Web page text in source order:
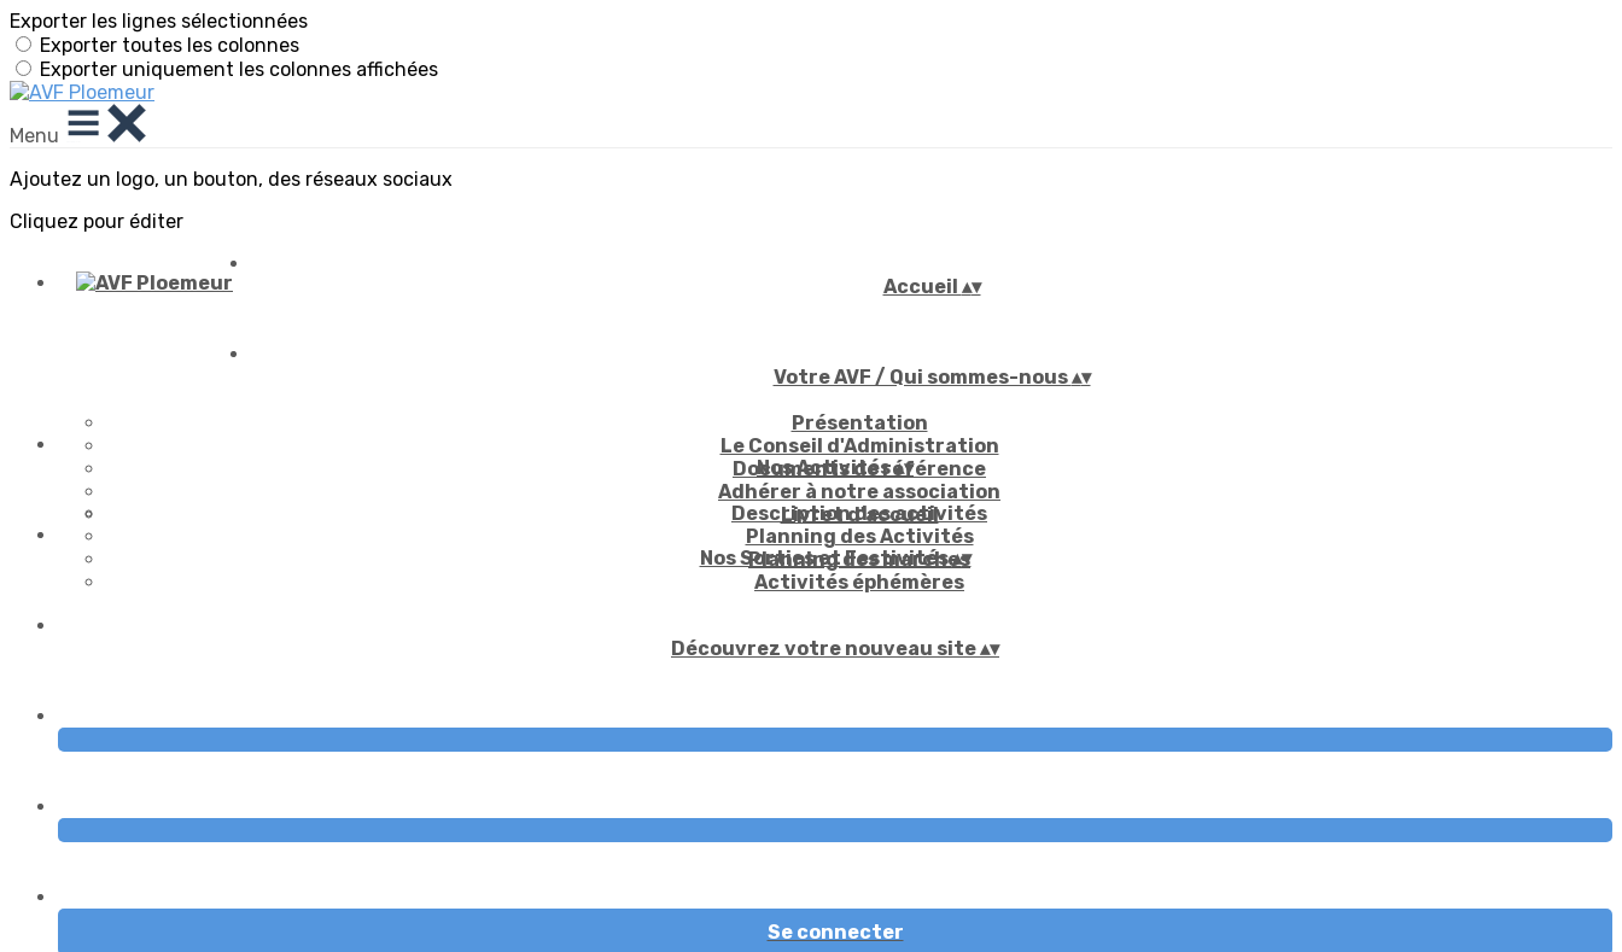
Exporter les lignes sélectionnées
Exporter toutes les colonnes
Exporter uniquement les colonnes affichées
Menu
Ajoutez un logo, un bouton, des réseaux sociaux
Cliquez pour éditer
Accueil ▴▾
Votre AVF / Qui sommes-nous▴▾
Présentation
Le Conseil d'Administration
Documents de référence
Adhérer à notre association
Livret d'accueil
Nos Activités▴▾
Description des activités
Planning des Activités
Planning des marches
Activités éphémères
Nos Sorties et Festivités▴▾
Découvrez votre nouveau site▴▾
Se connecter